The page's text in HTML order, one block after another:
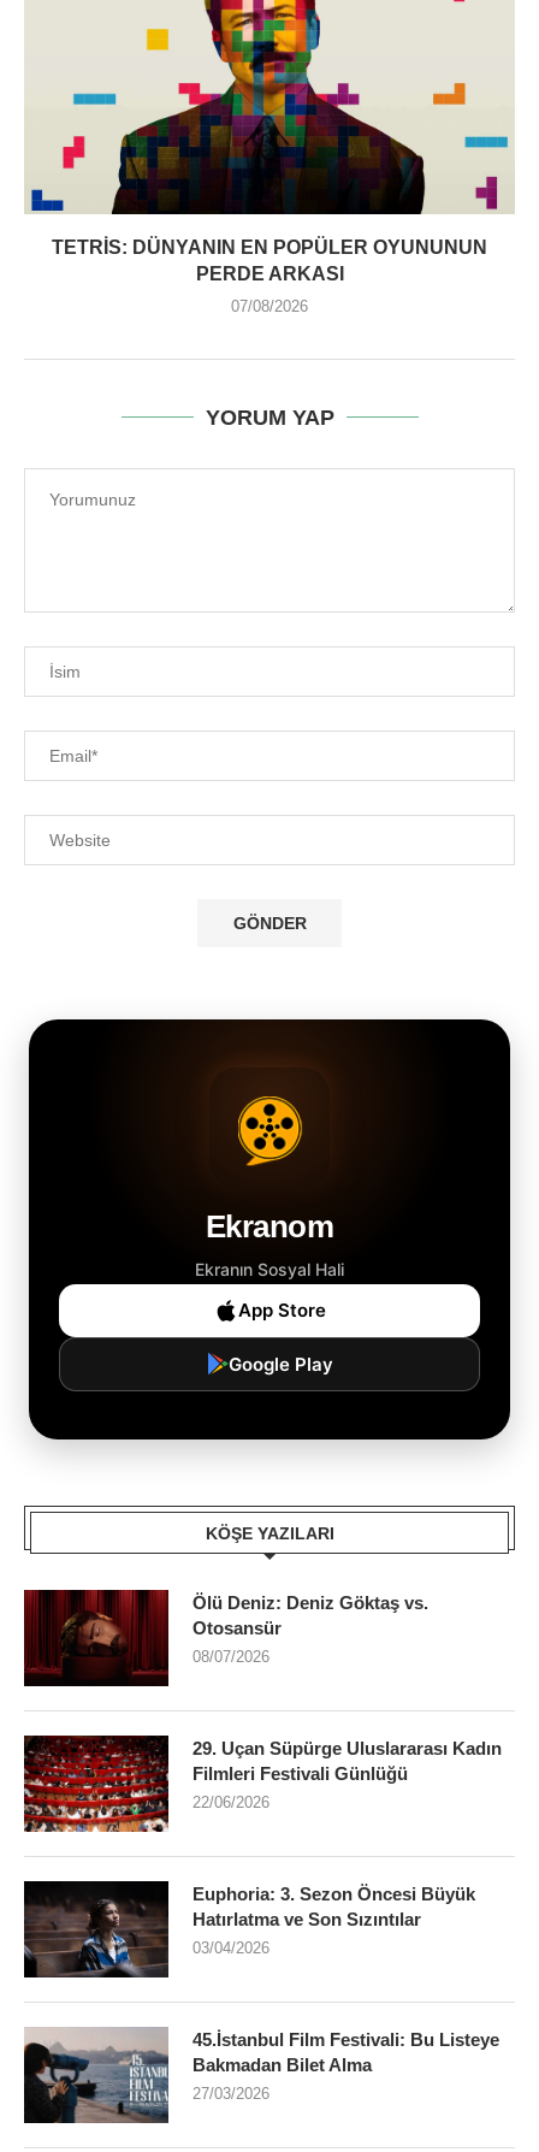
TETRIS: DÜNYANIN EN POPÜLER OYUNUNUN
PERDE ARKASI
07/08/2026
YORUM YAP
Ekranom
Ekranın Sosyal Hali
App Store
Google Play
KÖŞE YAZILARI
Ölü Deniz: Deniz Göktaş vs.
Otosansür
08/07/2026
29. Uçan Süpürge Uluslararası Kadın
Filmleri Festivali Günlüğü
22/06/2026
Euphoria: 3. Sezon Öncesi Büyük
Hatırlatma ve Son Sızıntılar
03/04/2026
45.İstanbul Film Festivali: Bu Listeye
Bakmadan Bilet Alma
27/03/2026